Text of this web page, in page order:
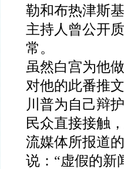
勒和布热津斯
主持人曾公开
常。
虽然白宫为他
对他的此番推
川普为自己辩
民众直接接触
流媒体所报道
说：“虚假的新